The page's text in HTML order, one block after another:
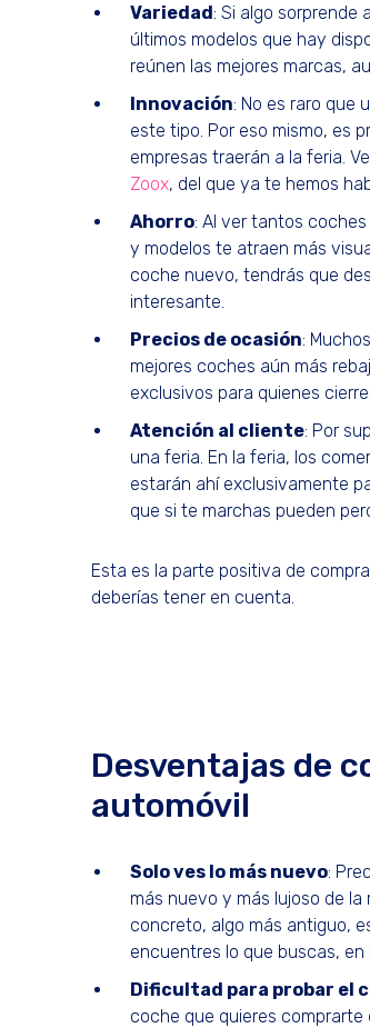
Variedad: Si algo sorprende
últimos modelos que hay
reúnen las mejores marcas,
Innovación: No es raro que
este tipo. Por eso mismo, es
empresas traerán a la feria.
Zoox, del que ya te hemos
Ahorro: Al ver tantos
y modelos te atraen más
coche nuevo, tendrás que
interesante.
Precios de ocasión:
mejores coches aún más
exclusivos para quienes
Atención al cliente: Por
una feria. En la feria, los
estarán ahí exclusivamente
que si te marchas pueden
Esta es la parte positiva de
deberías tener en cuenta.
Desventajas de
automóvil
Solo ves lo más nuevo:
más nuevo y más lujoso de
concreto, algo más antiguo,
encuentres lo que buscas, en
Dificultad para probar el
coche que quieres comprarte